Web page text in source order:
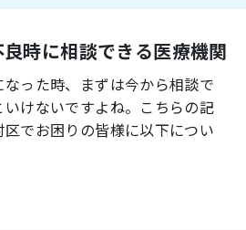
時に相談できる医療機関
った時、まずは今から相談で
けないですよね。こちらの記
区でお困りの皆様に以下につい